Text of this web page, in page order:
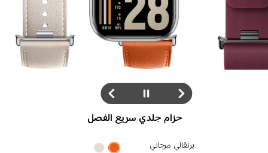
حزام مغناطيسي سريع الفصل
أحمر توتي